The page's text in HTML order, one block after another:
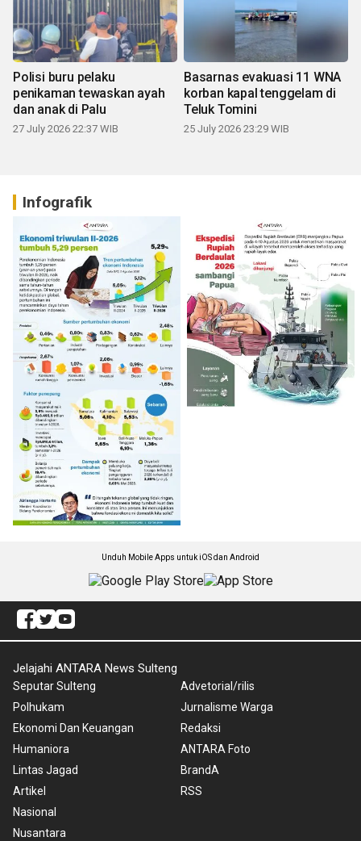
Polisi buru pelaku
penikaman tewaskan ayah
dan anak di Palu
27 July 2026 22:37 WIB
Basarnas evakuasi 11 WNA
korban kapal tenggelam di
Teluk Tomini
25 July 2026 23:29 WIB
Infografik
Unduh Mobile Apps untuk iOS dan Android
Jelajahi ANTARA News Sulteng
Seputar Sulteng
Polhukam
Ekonomi Dan Keuangan
Humaniora
Lintas Jagad
Artikel
Nasional
Nusantara
Advetorial/rilis
Jurnalisme Warga
Redaksi
ANTARA Foto
BrandA
RSS